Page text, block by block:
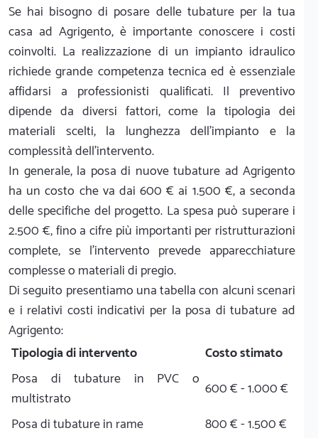
Se hai bisogno di posare delle tubature per la tua
casa ad Agrigento, è importante conoscere i costi
coinvolti. La realizzazione di un impianto idraulico
richiede grande competenza tecnica ed è essenziale
affidarsi a professionisti qualificati. Il preventivo
dipende da diversi fattori, come la tipologia dei
materiali scelti, la lunghezza dell'impianto e la
complessità dell'intervento.
In generale, la posa di nuove tubature ad Agrigento
ha un costo che va dai 600 € ai 1.500 €, a seconda
delle specifiche del progetto. La spesa può superare i
2.500 €, fino a cifre più importanti per ristrutturazioni
complete, se l'intervento prevede apparecchiature
complesse o materiali di pregio.
Di seguito presentiamo una tabella con alcuni scenari
e i relativi costi indicativi per la posa di tubature ad
Agrigento:
Tipologia di intervento
Costo stimato
Posa di tubature in PVC o
multistrato
600 € - 1.000 €
Posa di tubature in rame
800 € - 1.500 €